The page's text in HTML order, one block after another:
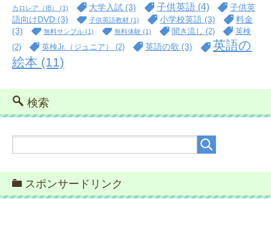
カロレア（IB）
(1) 大学入試 (3) 子供英語 (4)
子供英
語向けDVD (3) 子供英語教材 (1) 小学校英語 (3)
料金
(3)
無料サンプル (1) 無料体験 (1) 聞き流し (2)
英検
(2)
英検Jr.（ジュニア） (2) 英語の歌 (3)
英語の
絵本 (11)
検索
スポンサードリンク